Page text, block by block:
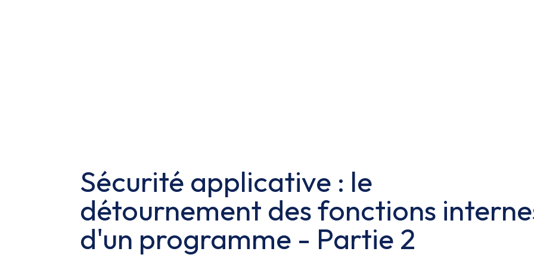
Sécurité applicative : le
détournement des fonctions
d'un programme - Partie 2